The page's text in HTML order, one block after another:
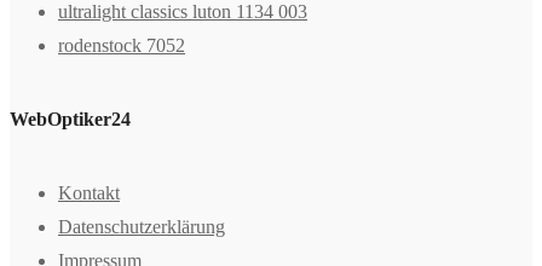
ultralight classics luton 1134 003
rodenstock 7052
WebOptiker24
Kontakt
Datenschutzerklärung
Impressum